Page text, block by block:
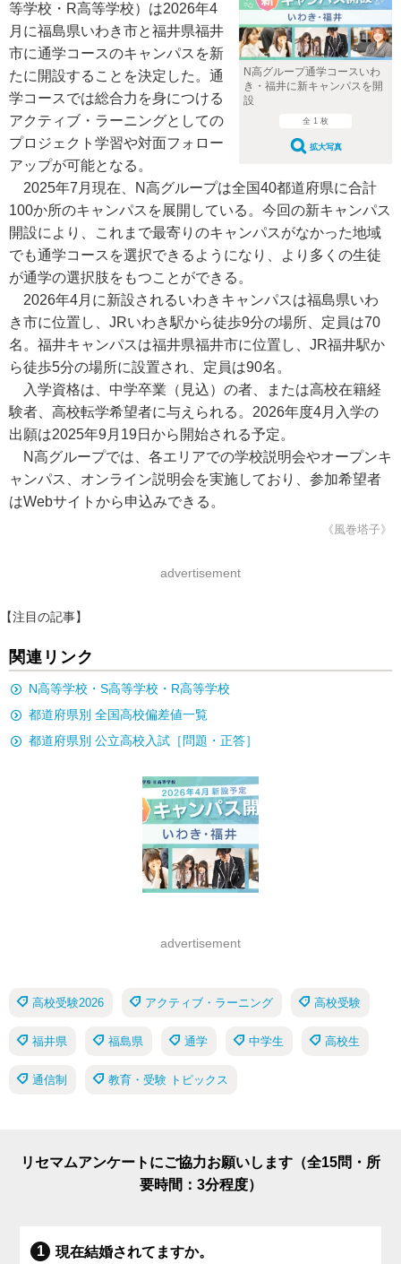
N高グループ通学コースいわ
き・福井に新キャンパスを開
設
全 1 枚
拡大写真
等学校・R高等学校）は2026年4
月に福島県いわき市と福井県福井
市に通学コースのキャンパスを新
たに開設することを決定した。通
学コースでは総合力を身につける
アクティブ・ラーニングとしての
プロジェクト学習や対面フォロー
アップが可能となる。
2025年7月現在、N高グループは全国40都道府県に合計
100か所のキャンパスを展開している。今回の新キャンパス
開設により、これまで最寄りのキャンパスがなかった地域
でも通学コースを選択できるようになり、より多くの生徒
が通学の選択肢をもつことができる。
2026年4月に新設されるいわきキャンパスは福島県いわ
き市に位置し、JRいわき駅から徒歩9分の場所、定員は70
名。福井キャンパスは福井県福井市に位置し、JR福井駅か
ら徒歩5分の場所に設置され、定員は90名。
入学資格は、中学卒業（見込）の者、または高校在籍経
験者、高校転学希望者に与えられる。2026年度4月入学の
出願は2025年9月19日から開始される予定。
N高グループでは、各エリアでの学校説明会やオープンキ
ャンパス、オンライン説明会を実施しており、参加希望者
はWebサイトから申込みできる。
《風巻塔子》
advertisement
【注目の記事】
関連リンク
N高等学校・S高等学校・R高等学校
都道府県別 全国高校偏差値一覧
都道府県別 公立高校入試［問題・正答］
advertisement
高校受験2026 アクティブ・ラーニング 高校受験
福井県 福島県 通学 中学生 高校生
通信制 教育・受験 トピックス
リセマムアンケートにご協力お願いします（全15問・所
要時間：3分程度）
現在結婚されてますか。